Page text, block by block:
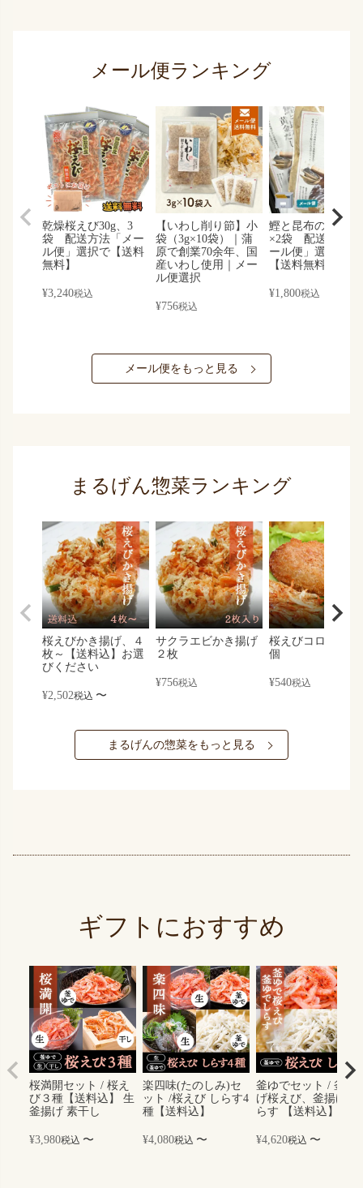
メール便ランキング
乾燥桜えび30g、3
袋 配送方法「メー
ル便」選択で【送料
無料】
¥3,240税込
【いわし削り節】小
袋（3g×10袋）｜蒲
原で創業70余年、国
産いわし使用｜メー
ル便選択
¥756税込
鰹と昆布の黄金だ
×2袋 配送方法「
ール便」選択する
【送料無料】
¥1,800税込
メール便をもっと見る
まるげん惣菜ランキング
桜えびかき揚げ、４
枚～【送料込】お選
びください
¥2,502税込 〜
サクラエビかき揚げ
２枚
¥756税込
桜えびコロッケ×
個
¥540税込
まるげんの惣菜をもっと見る
ギフトにおすすめ
桜満開セット / 桜え
び３種【送料込】 生
釜揚げ 素干し
¥3,980税込 〜
楽四味(たのしみ)セ
ット /桜えび しらす4
種【送料込】
¥4,080税込 〜
釜ゆでセット / 釜揚
げ桜えび、釜揚げし
らす 【送料込】
¥4,620税込 〜